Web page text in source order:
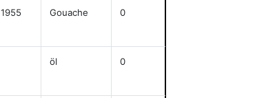
1955 Gouache 0
öl 0